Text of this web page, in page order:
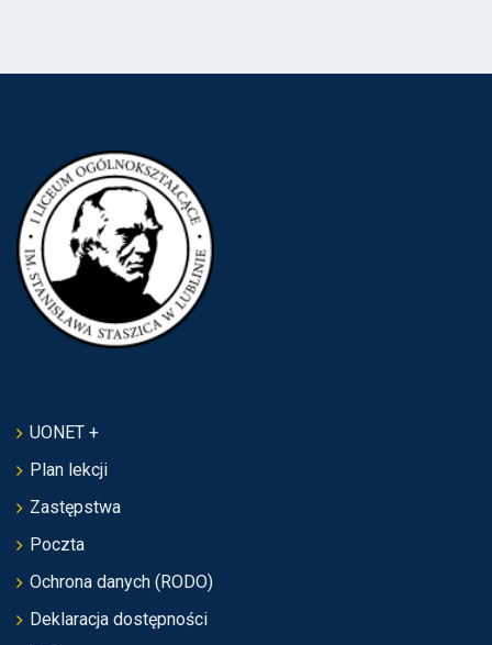
UONET +
Plan lekcji
Zastępstwa
Poczta
Ochrona danych (RODO)
Deklaracja dostępności